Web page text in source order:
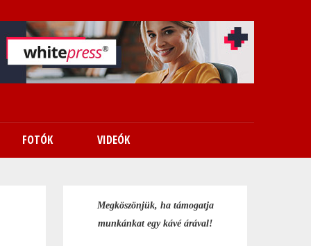
FOTÓK VIDEÓK
Megköszönjük, ha támogatja
munkánkat egy kávé árával!